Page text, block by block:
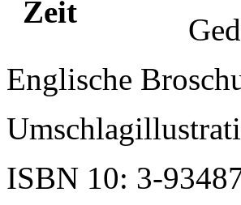
Englische
ISBN 10: 3-